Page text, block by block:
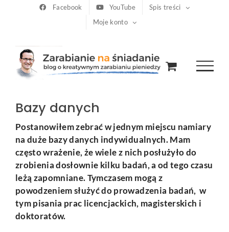
Facebook YouTube
Spis treści
Moje konto
Bazy danych
Postanowiłem zebrać w jednym miejscu namiary
na duże bazy danych indywidualnych. Mam
często wrażenie, że wiele z nich posłużyło do
zrobienia dosłownie kilku badań, a od tego czasu
leżą zapomniane. Tymczasem mogą z
powodzeniem służyć do prowadzenia badań, w
tym pisania prac licencjackich, magisterskich i
doktoratów.